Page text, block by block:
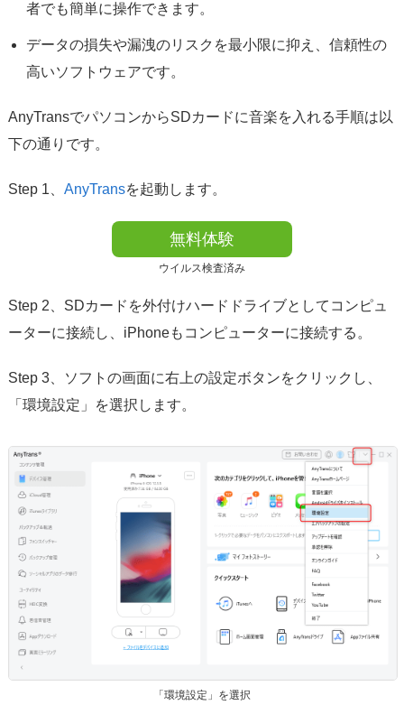
者でも簡単に操作できます。
データの損失や漏洩のリスクを最小限に抑え、信頼性の
高いソフトウェアです。
AnyTransでパソコンからSDカードに音楽を入れる手順は以
下の通りです。
Step 1、 AnyTransを起動します。
無料体験
ウイルス検査済み
Step 2、SDカードを外付けハードドライブとしてコンピュ
ーターに接続し、iPhoneもコンピューターに接続する。
Step 3、ソフトの画面に右上の設定ボタンをクリックし、
「環境設定」を選択します。
「環境設定」を選択